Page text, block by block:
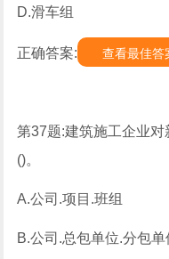
D.滑车组
正确答案: 查看最佳答
第37题:建筑施工企业
()。
A.公司.项目.班组
B.公司.总包单位.分包单